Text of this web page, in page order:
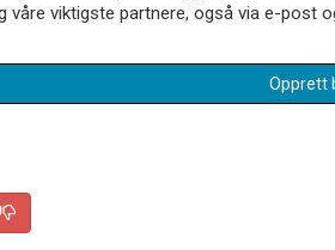
våre viktigste partnere, også via e-post
Opprett